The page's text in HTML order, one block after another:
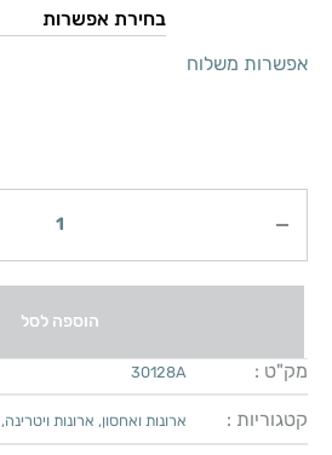
אפשרות משלוח
הוספה לסל
מק"ט : 30128A
קטגוריות : ארונות ואחסון, ארונות ויטרינה,